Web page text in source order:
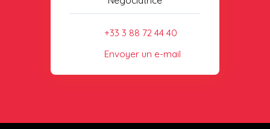
+33 3 88 72 44 40
Envoyer un e-mail